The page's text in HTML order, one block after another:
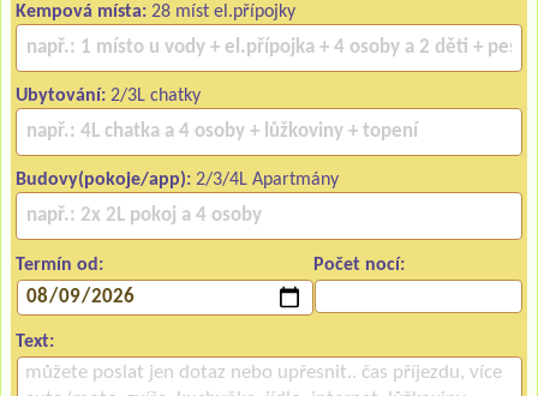
Kempová místa: 28 míst el.přípojky
Ubytování: 2/3L chatky
Budovy(pokoje/app): 2/3/4L Apartmány
Termín od: Počet nocí:
Text: